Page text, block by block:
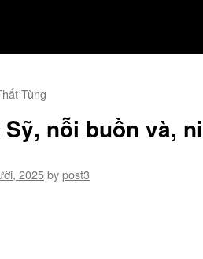
Tùng
Sỹ, nỗi buồn và,
2025bypost3